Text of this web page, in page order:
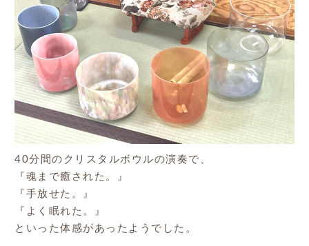
40分間のクリスタルボウルの演奏で、
『魂まで癒された。』
『手放せた。』
『よく眠れた。』
といった体感があったようでした。